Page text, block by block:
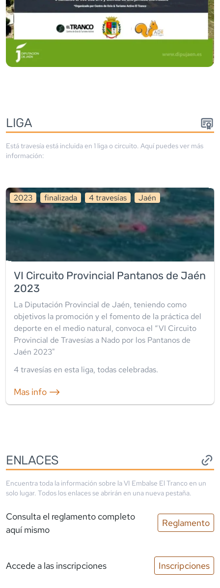
LIGA
Está travesía está incluida en 1 liga o circuito. Aquí puedes ver más
información:
2023 finalizada 4travesías Jaén
VI Circuito Provincial Pantanos de Jaén
2023
La Diputación Provincial de Jaén, teniendo como
objetivos la promoción y el fomento de la práctica del
deporte en el medio natural, convoca el “VI Circuito
Provincial de Travesías a Nado por los Pantanos de
Jaén 2023"
4travesías en esta liga, todas celebradas.
Mas info ⟶
ENLACES
Encuentra toda la información sobre laVI Embalse El Tranco en un
solo lugar. Todos los enlaces se abrirán en una nueva pestaña.
Consulta el reglamento completo
aquí mismo
Reglamento
Accede a las inscripciones Inscripciones